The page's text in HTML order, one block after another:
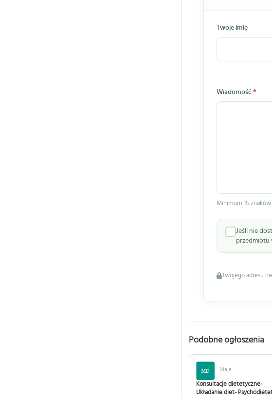
Twoje imię
Wiadomość *
Minimum 15 znaków.
Jeśli nie
przedmiotu
Twojego adresu
Podobne ogłoszenia
Maja
Konsultacje dietetyczne-
Układanie diet-